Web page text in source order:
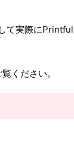
実際に
ください。